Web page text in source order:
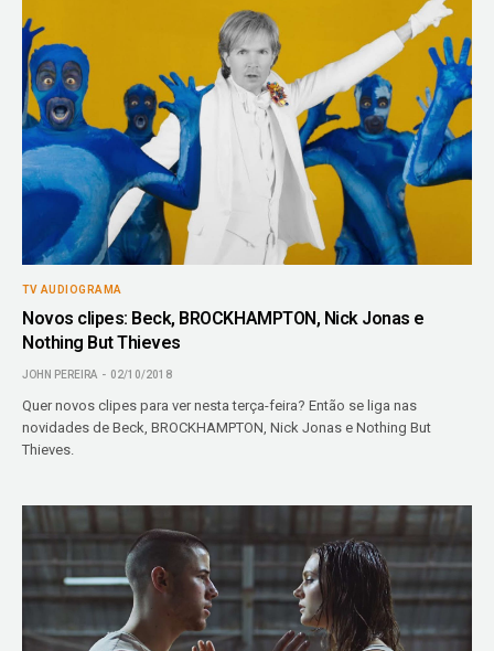
TV AUDIOGRAMA
Novos clipes: Beck, BROCKHAMPTON, Nick Jonas e
Nothing But Thieves
JOHN PEREIRA 02/10/2018
Quer novos clipes para ver nesta terça-feira? Então se liga nas
novidades de Beck, BROCKHAMPTON, Nick Jonas e Nothing But
Thieves.